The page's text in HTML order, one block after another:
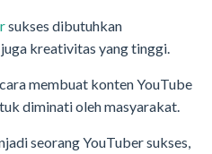
sukses dibutuhkan
kreativitas yang tinggi.
membuat konten YouTube
diminati oleh masyarakat.
seorang YouTuber sukses,